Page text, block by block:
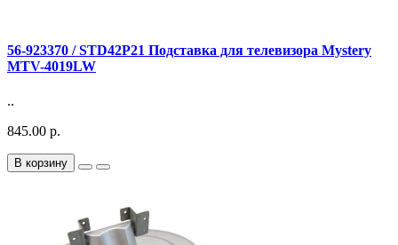
56-923370 / STD42P21 Подставка для телевизора Mystery
MTV-4019LW
..
845.00 р.
В корзину